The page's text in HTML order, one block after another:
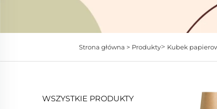
Strona główna > Produkty> Kubek
WSZYSTKIE PRODUKTY